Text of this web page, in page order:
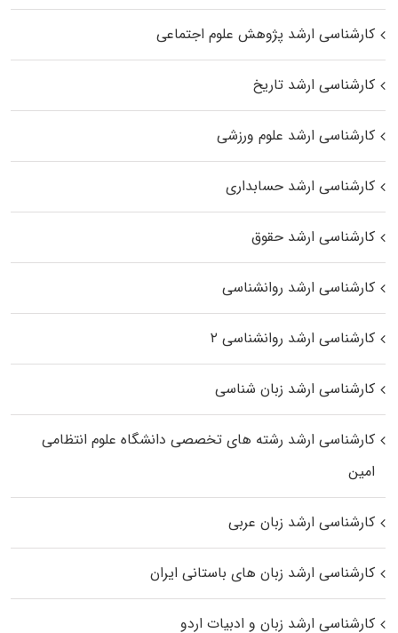
کارشناسی ارشد پژوهش علوم اجتماعی
کارشناسی ارشد تاریخ
کارشناسی ارشد علوم ورزشی
کارشناسی ارشد حسابداری
کارشناسی ارشد حقوق
کارشناسی ارشد روانشناسی
کارشناسی ارشد روانشناسی ۲
کارشناسی ارشد زبان شناسی
کارشناسی ارشد رﺷﺘﻪ ﻫﺎی تخصصی داﻧﺸﮕﺎه ﻋﻠﻮم انتظامی
اﻣﻴﻦ
کارشناسی ارشد زبان عربی
کارشناسی ارشد زبان‌ های باستانی ایران
کارشناسی ارشد زبان و ادبیات اردو